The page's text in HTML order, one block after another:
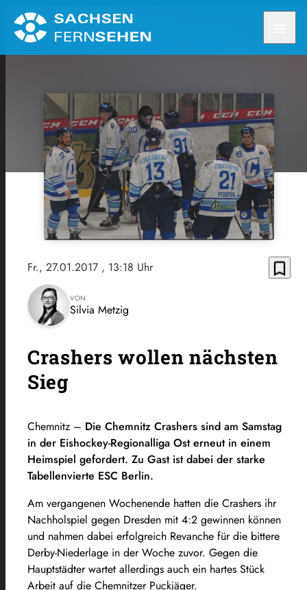
Fr., 27.01.2017 , 13:18 Uhr bookmark_border
VON
Silvia Metzig
Crashers wollen nächsten
Sieg
Chemnitz – Die Chemnitz Crashers sind am Samstag
in der Eishockey-Regionalliga Ost erneut in einem
Heimspiel gefordert. Zu Gast ist dabei der starke
Tabellenvierte ESC Berlin.
Am vergangenen Wochenende hatten die Crashers ihr
Nachholspiel gegen Dresden mit 4:2 gewinnen können
und nahmen dabei erfolgreich Revanche für die bittere
Derby-Niederlage in der Woche zuvor. Gegen die
Hauptstädter wartet allerdings auch ein hartes Stück
Arbeit auf die Chemnitzer Puckjäger.